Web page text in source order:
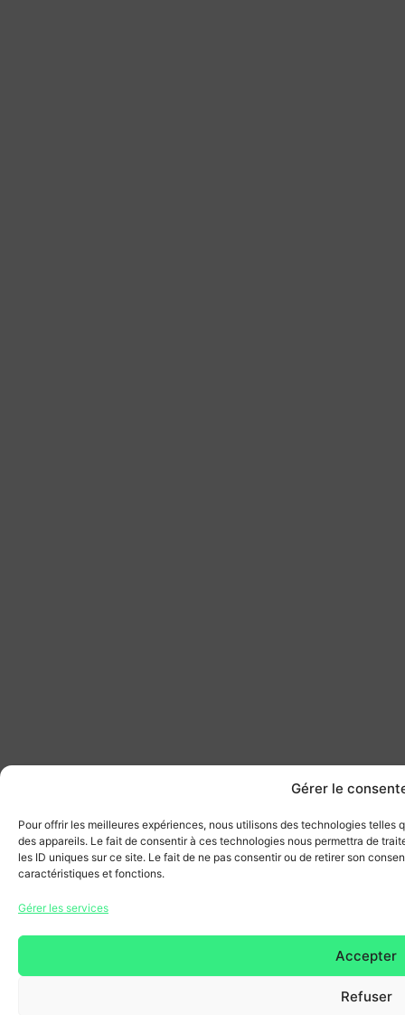
Gérer le
Pour offrir les meilleures expériences, nous utilisons des technologies
des appareils. Le fait de consentir à ces technologies nous permettra de
les ID uniques sur ce site. Le fait de ne pas consentir ou de retirer son
caractéristiques et fonctions.
Gérer les services
Accepter
Refuser